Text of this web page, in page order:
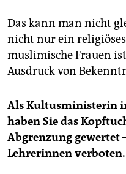
Das kann man nicht
nicht nur ein
muslimische Frauen
Ausdruck von
Als Kultusministerin
haben Sie das
Abgrenzung gewertet
Lehrerinnen verboten.